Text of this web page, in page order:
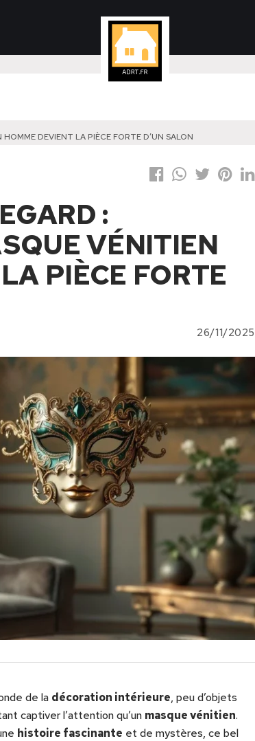
DEVIENT LA PIÈCE FORTE D’UN SALON
:
VÉNITIEN
PIÈCE FORTE
26/11/2025
de la décoration intérieure, peu d’objets
captiver l’attention qu’un masque vénitien.
histoire fascinante et de mystères, ce bel